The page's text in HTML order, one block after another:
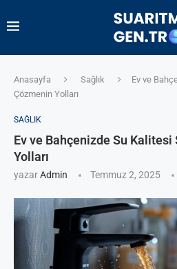
Anasayfa Sağlık
Ev ve
Çözmenin Yolları
SAĞLIK
Ev ve Bahçenizde Su Kalitesi
Yolları
yazarAdmin Temmuz 2, 2025